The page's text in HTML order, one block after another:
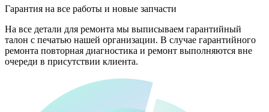
Гарантия на все работы и новые запчасти
На все детали для ремонта мы выписываем гарантийный
талон с печатью нашей организации. В случае гарантийного
ремонта повторная диагностика и ремонт выполняются вне
очереди в присутствии клиента.